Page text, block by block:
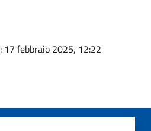
: 17 febbraio 2025, 12:22